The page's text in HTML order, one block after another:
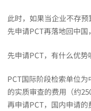
此时，如果当企业不存
先申请PCT再落地回中国
先申请PCT，有什么优势
PCT国际阶段检索单位
的实质审查的费用（约
再申请PCT，国内申请的